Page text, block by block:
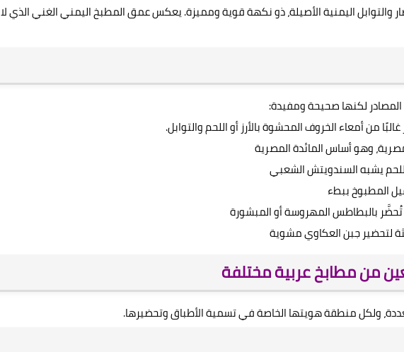
والتوابل اليمنية الأصيلة، ذو نكهة قوية ومميزة. يعكس عمق المطبخ اليمني الغني الذي لا
لكنها صحيحة ومفيدة:
من أمعاء الخروف المحشوة بالأرز أو اللحم والتوابل.
وهو أساس المائدة المصرية
يشبه السندويتش الشعبي
المطبوخ ببطء
بالبطاطس المهروسة أو المبشورة
لتحضير جبن العكاوي مشوية
من مطابخ عربية مختلفة
ولكل منطقة هويتها الخاصة في تسمية الأطباق وتحضيرها.